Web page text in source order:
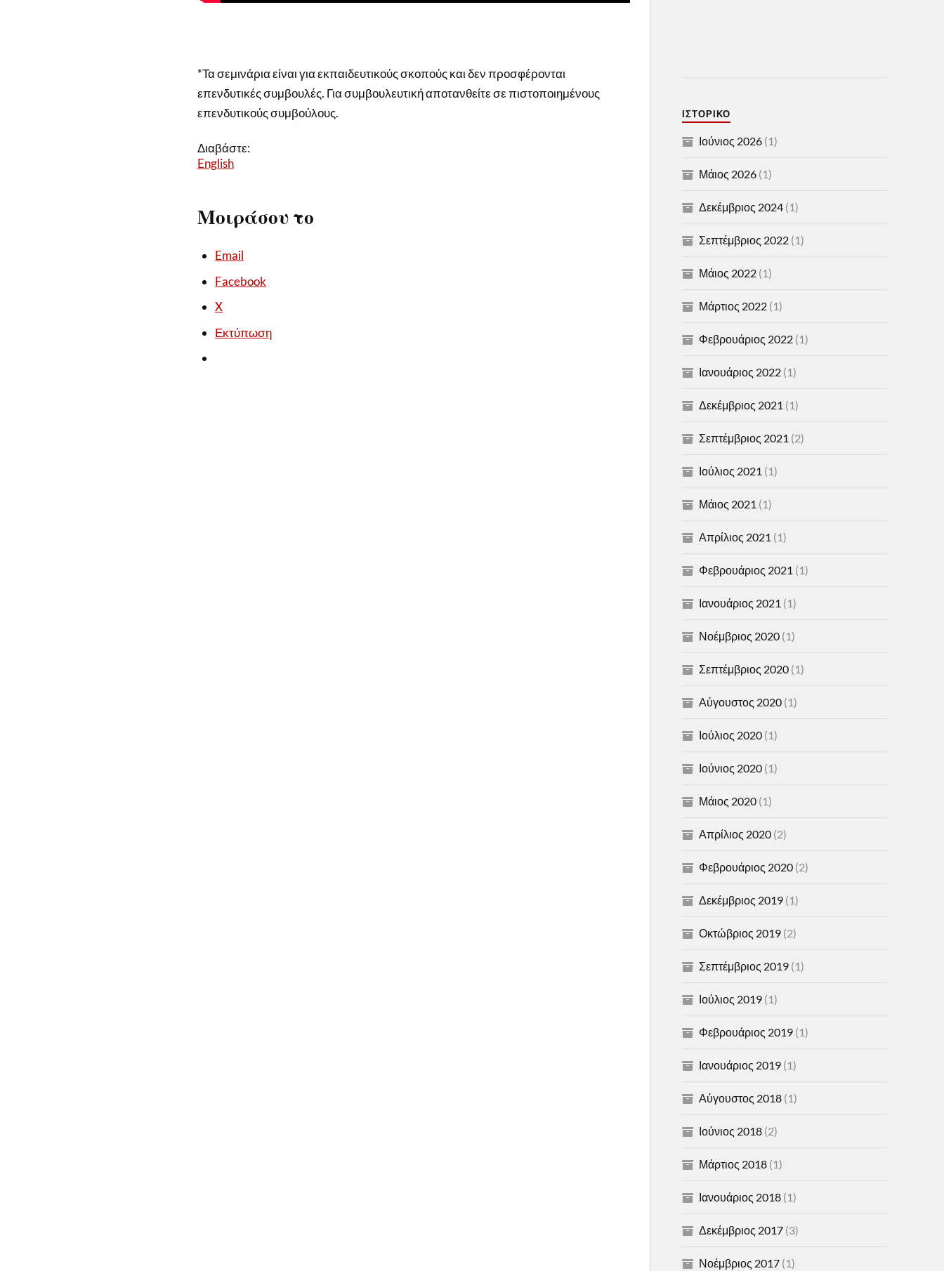
*Τα σεμινάρια είναι για εκπαιδευτικούς σκοπούς και δεν προσφέρονται
επενδυτικές συμβουλές. Για συμβουλευτική αποτανθείτε σε πιστοποιημένους
επενδυτικούς συμβούλους.
Διαβάστε:
English
Μοιράσου το
Email
Facebook
X
Εκτύπωση
ΙΣΤΟΡΙΚΌ
Ιούνιος 2026(1)
Μάιος 2026(1)
Δεκέμβριος 2024(1)
Σεπτέμβριος 2022(1)
Μάιος 2022(1)
Μάρτιος 2022(1)
Φεβρουάριος 2022(1)
Ιανουάριος 2022(1)
Δεκέμβριος 2021 (1)
Σεπτέμβριος 2021 (2)
Ιούλιος 2021 (1)
Μάιος 2021 (1)
Απρίλιος 2021 (1)
Φεβρουάριος 2021 (1)
Ιανουάριος 2021 (1)
Νοέμβριος 2020(1)
Σεπτέμβριος 2020(1)
Αύγουστος 2020(1)
Ιούλιος 2020(1)
Ιούνιος 2020(1)
Μάιος 2020(1)
Απρίλιος 2020(2)
Φεβρουάριος 2020(2)
Δεκέμβριος 2019(1)
Οκτώβριος 2019(2)
Σεπτέμβριος 2019(1)
Ιούλιος 2019(1)
Φεβρουάριος 2019(1)
Ιανουάριος 2019(1)
Αύγουστος 2018(1)
Ιούνιος 2018(2)
Μάρτιος 2018(1)
Ιανουάριος 2018(1)
Δεκέμβριος 2017(3)
Νοέμβριος 2017(1)